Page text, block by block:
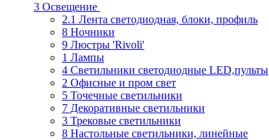
3 Освещение
2.1 Лента светодиодная, блоки, профиль
8 Ночники
9 Люстры 'Rivoli'
1 Лампы
4 Светильники светодиодные LED,пульты
2 Офисные и пром свет
5 Точечные светильники
7 Декоративные светильники
3 Трековые светильники
8 Настольные светильники, линейные